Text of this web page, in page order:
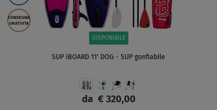
CONSEGNA
GRATUITA
DISPONIBILE
SUP iBOARD 11' DOG - SUP gonfiabile
da € 320,00